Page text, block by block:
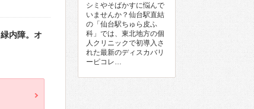
内障。オ
シミやそばかすに悩んで
いませんか？仙台駅直結
の「仙台駅ちゅら皮ふ
科」では、東北地方の個
人クリニックで初導入さ
れた最新のディスカバリ
ーピコレ…